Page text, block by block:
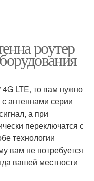
роутер
4G LTE, то вам нужно
антеннами серии
а при
переключатся с
технологии
вам не потребуется
вашей местности